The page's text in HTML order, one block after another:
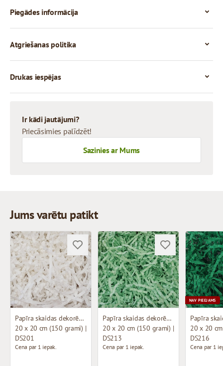
Piegādes informācija
Atgriešanas politika
Drukas iespējas
Ir kādi jautājumi?
Priecāsimies palīdzēt!
Sazinies ar Mums
Jums varētu patikt
Papīra skaidas dekorēšanai
20 x 20 cm (150 grami) |
DS201
Cena par 1 iepak.
Papīra skaidas dekorēšanai
20 x 20 cm (150 grami) |
DS213
Cena par 1 iepak.
NAV PIEEJAMS
20 x 20
DS216
Cena par 1